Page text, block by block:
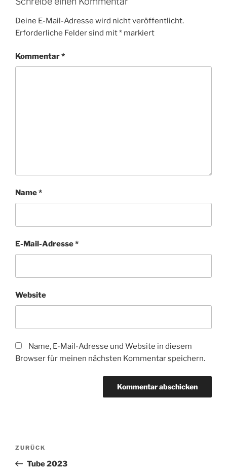
Deine E-Mail-Adresse wird nicht veröffentlicht.
Erforderliche Felder sind mit* markiert
Kommentar*
Name*
E-Mail-Adresse*
Website
Name, E-Mail-Adresse und Website in diesem
Browser für meinen nächsten Kommentar speichern.
Beitragsnavigation
Vorheriger
Beitrag
ZURÜCK
Tube 2023